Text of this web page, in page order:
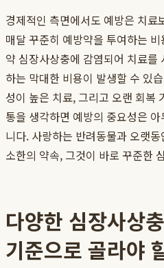
경제적인 측면에서도 예방은 치
매달 꾸준히 예방약을 투여하는
약 심장사상충에 감염되어 치료
하는 막대한 비용이 발생할 수 있
성이 높은 치료, 그리고 오랜 회복
통을 생각하면 예방의 중요성은
니다. 사랑하는 반려동물과 오랫
소한의 약속, 그것이 바로 꾸준한
다양한 심장사상
기준으로 골라야